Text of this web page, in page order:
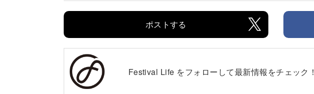
ポストする
Festival Life をフォローして最新情報をチェック！